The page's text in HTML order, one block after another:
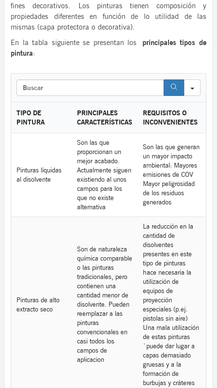
fines decorativos. Los pinturas tienen composición y
propiedades diferentes en función de lo utilidad de las
mismas (capa protectora o decorativa).
En la tabla siguiente se presentan los principales tipos de
pintura:
TIPO DE
PINTURA
PRINCIPALES
CARACTERÍSTICAS
REQUISITOS O
INCONVENIENTES
Pinturas líquidas
al disolvente
Son las que
proporcionan un
mejor acabado.
Actualmente siguen
existiendo al unos
campos para los
que no existe
alternativa
Son las que generan
un mayor impacto
ambiental: Mayores
emisiones de COV
Mayor peligrosidad
de los residuos
generados
Pinturas de alto
extracto seco
Son de naturaleza
química comparable
o las pinturas
tradicionales, pero
contienen una
cantidad menor de
disolvente. Pueden
reemplazar a las
pinturas
convencionales en
casi todos los
campos de
aplicacion
La reducción en la
cantidad de
disolventes
presentes en este
tipo de pinturas
hace necesaria la
utilización de
equipos de
proyección
especiales (p.ej.
pistolas sin aire)
Una mala utilización
de estas pinturas
`puede dar lugar a
capas demasiado
gruesas y a la
formación de
burbujas y cráteres